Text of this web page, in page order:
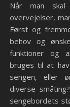
Når man
overvejelser,
Først og
behov og
funktioner og
bruges til at
sengen, eller
diverse
sengebordets